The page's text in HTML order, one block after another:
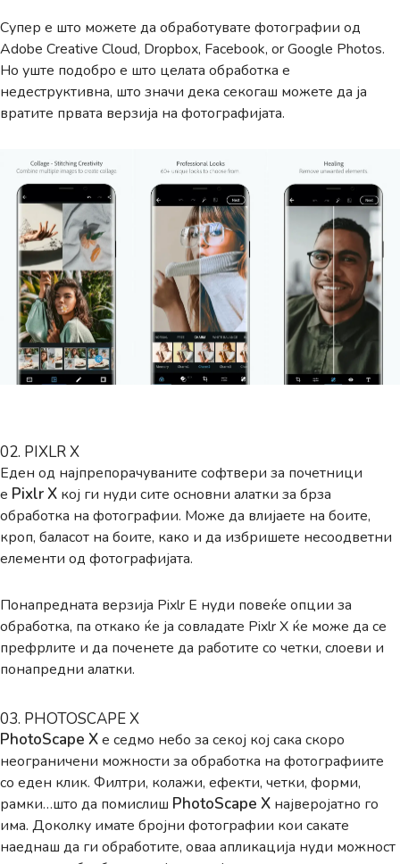
Супер е што можете да обработувате фотографии од
Adobe Creative Cloud, Dropbox, Facebook, or Google Photos.
Но уште подобро е што целата обработка е
недеструктивна, што значи дека секогаш можете да ја
вратите првата верзија на фотографијата.
02. PIXLR X
Еден од најпрепорачуваните софтвери за почетници
е Pixlr X кој ги нуди сите основни алатки за брза
обработка на фотографии. Може да влијаете на боите,
кроп, баласот на боите, како и да избришете несоодветни
елементи од фотографијата.
Понапредната верзија Pixlr E нуди повеќе опции за
обработка, па откако ќе ја совладате Pixlr X ќе може да се
префрлите и да поченете да работите со четки, слоеви и
понапредни алатки.
03. PHOTOSCAPE X
PhotoScape Xе седмо небо за секој кој сака скоро
неограничени можности за обработка на фотографиите
со еден клик. Филтри, колажи, ефекти, четки, форми,
рамки…што да помислиш PhotoScape X најверојатно го
има. Доколку имате бројни фотографии кои сакате
наеднаш да ги обработите, оваа апликација нуди можност